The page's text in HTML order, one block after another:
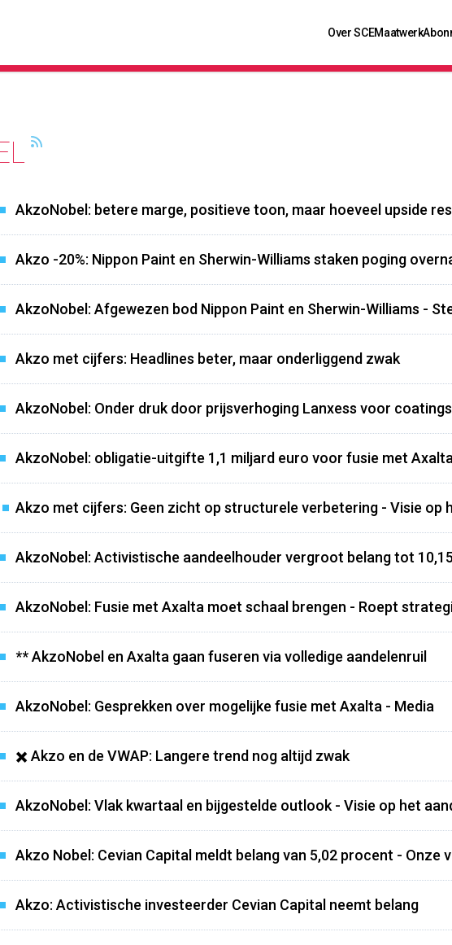
Over SCEMaatwerk
AkzoNobel: betere marge, positieve toon, maar hoeveel upside
Akzo -20%: Nippon Paint en Sherwin-Williams staken poging
AkzoNobel: Afgewezen bod Nippon Paint en Sherwin-Williams -
Akzo met cijfers: Headlines beter, maar onderliggend zwak
AkzoNobel: Onder druk door prijsverhoging Lanxess voor
AkzoNobel: obligatie-uitgifte 1,1 miljard euro voor fusie met
Akzo met cijfers: Geen zicht op structurele verbetering - Visie op
AkzoNobel: Activistische aandeelhouder vergroot belang tot
AkzoNobel: Fusie met Axalta moet schaal brengen - Roept
** AkzoNobel en Axalta gaan fuseren via volledige aandelenruil
AkzoNobel: Gesprekken over mogelijke fusie met Axalta - Media
✖️ Akzo en de VWAP: Langere trend nog altijd zwak
AkzoNobel: Vlak kwartaal en bijgestelde outlook - Visie op het
Akzo Nobel: Cevian Capital meldt belang van 5,02 procent - Onze
Akzo: Activistische investeerder Cevian Capital neemt belang